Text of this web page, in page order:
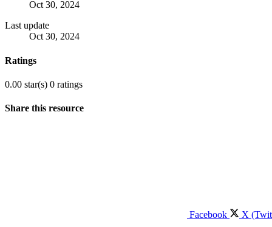
Oct 30, 2024
Last update
Oct 30, 2024
Ratings
0.00 star(s) 0 ratings
Share this resource
Facebook X